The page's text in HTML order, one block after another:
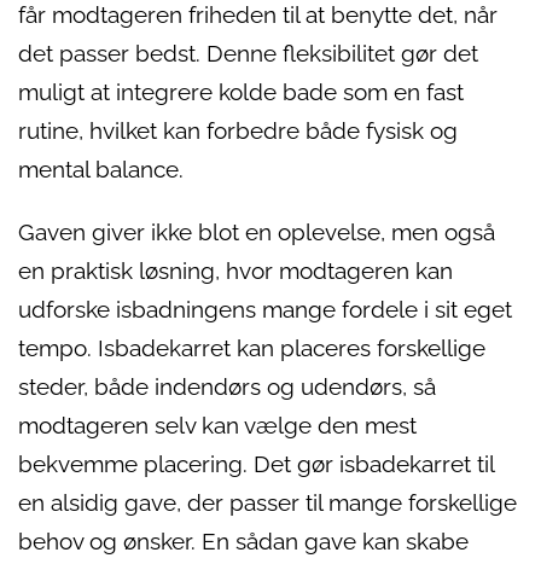
får modtageren friheden til at benytte det, når
det passer bedst. Denne fleksibilitet gør det
muligt at integrere kolde bade som en fast
rutine, hvilket kan forbedre både fysisk og
mental balance.
Gaven giver ikke blot en oplevelse, men også
en praktisk løsning, hvor modtageren kan
udforske isbadningens mange fordele i sit eget
tempo. Isbadekarret kan placeres forskellige
steder, både indendørs og udendørs, så
modtageren selv kan vælge den mest
bekvemme placering. Det gør isbadekarret til
en alsidig gave, der passer til mange forskellige
behov og ønsker. En sådan gave kan skabe